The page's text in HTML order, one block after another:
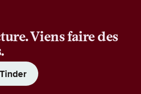
Viens faire des